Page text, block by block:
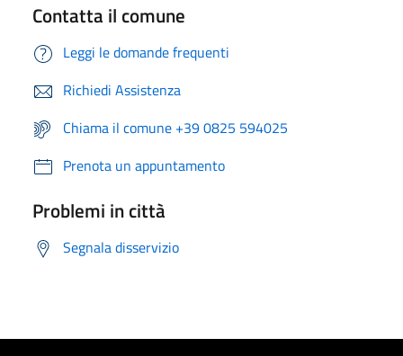
Contatta il comune
Leggi le domande frequenti
Richiedi Assistenza
Chiama il comune +39 0825 594025
Prenota un appuntamento
Problemi in città
Segnala disservizio